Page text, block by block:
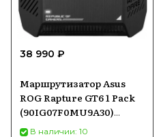
38 990 ₽
Маршрутизатор Asus
ROG Rapture GT6 1 Pack
(90IG07F0MU9A30)
черный
В наличии: 10